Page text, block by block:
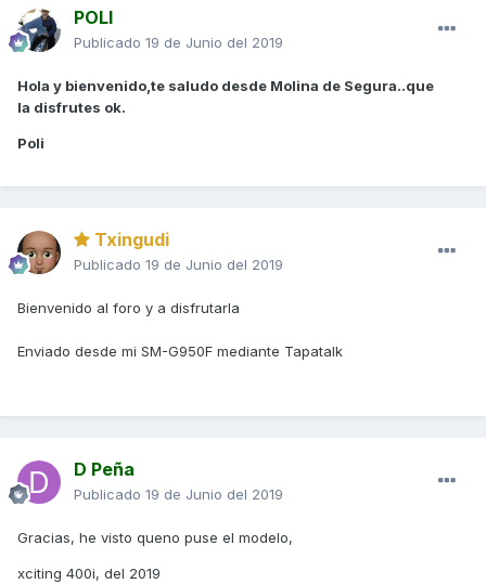
POLI
Publicado 19 de Junio del 2019
Hola y bienvenido,te saludo desde Molina de Segura..que
la disfrutes ok.
Poli
Txingudi
Publicado 19 de Junio del 2019
Bienvenido al foro y a disfrutarla
Enviado desde mi SM-G950F mediante Tapatalk
D Peña
Publicado 19 de Junio del 2019
Gracias, he visto queno puse el modelo,
xciting 400i, del 2019